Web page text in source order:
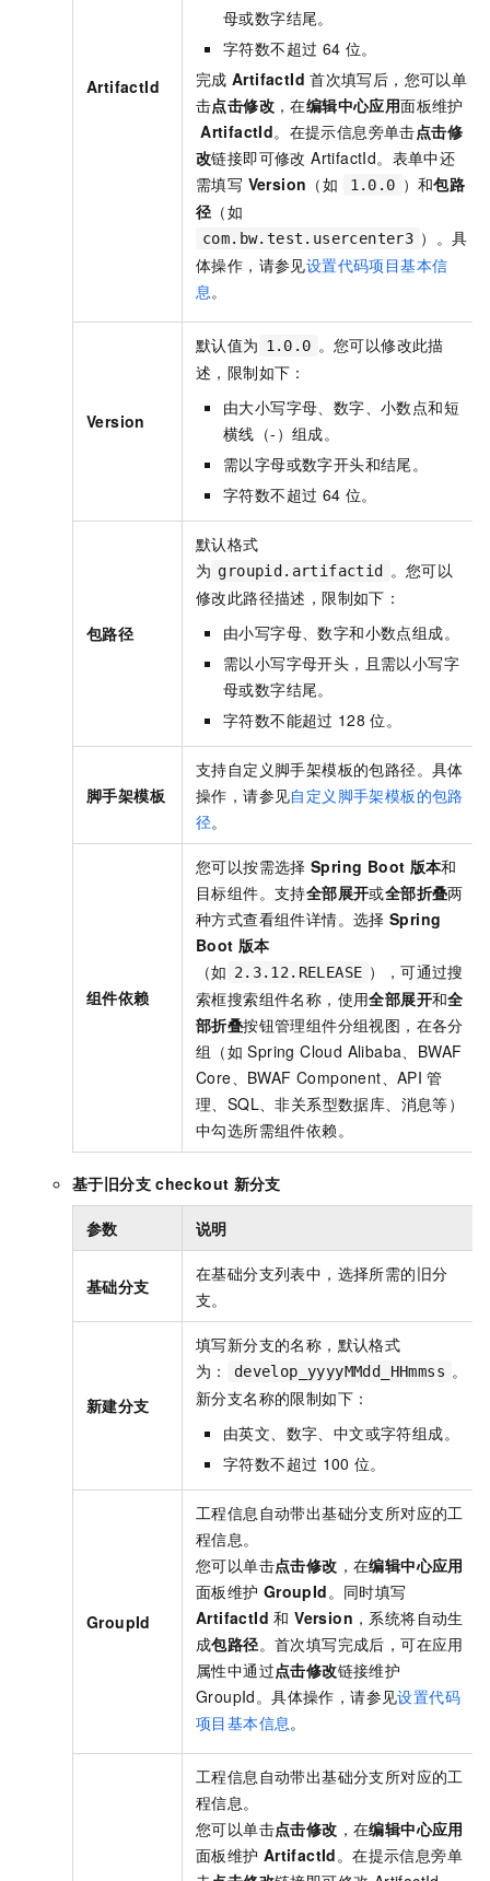
ArtifactId
母或数字结尾。
字符数不超过 64 位。
完成 ArtifactId 首次填写后，您可以单
击点击修改 ，在编辑中心应用面板维护
ArtifactId。在提示信息旁单击点击修
改链接即可修改 ArtifactId。表单中还
需填写 Version （如 1.0.0 ）和包路
径 （如
com.bw.test.usercenter3 ）。具
体操作，请参见设置代码项目基本信
息 。
Version
默认值为 1.0.0 。您可以修改此描
述，限制如下：
由大小写字母、数字、小数点和短
横线（-）组成。
需以字母或数字开头和结尾。
字符数不超过 64 位。
包路径
默认格式
为 groupid.artifactid
。您可以
修改此路径描述，限制如下：
由小写字母、数字和小数点组成。
需以小写字母开头，且需以小写字
母或数字结尾。
字符数不能超过 128 位。
脚手架模板
支持自定义脚手架模板的包路径。具体
操作，请参见自定义脚手架模板的包路
径。
组件依赖
您可以按需选择 Spring Boot 版本和
目标组件。支持全部展开或全部折叠两
种方式查看组件详情。选择 Spring
Boot 版本
（如 2.3.12.RELEASE ），可通过搜
索框搜索组件名称，使用全部展开和全
部折叠按钮管理组件分组视图，在各分
组（如 Spring Cloud Alibaba、BWAF
Core、BWAF Component、API 管
理、SQL、非关系型数据库、消息等）
中勾选所需组件依赖。
基于旧分支 checkout 新分支
参数 说明
基础分支
在基础分支列表中，选择所需的旧分
支。
新建分支
填写新分支的名称，默认格式
为：
develop_yyyyMMdd_HHmmss 。
新分支名称的限制如下：
由英文、数字、中文或字符组成。
字符数不超过 100 位。
GroupId
工程信息自动带出基础分支所对应的工
程信息。
您可以单击点击修改 ，在编辑中心应用
面板维护 GroupId 。同时填写
ArtifactId 和Version ，系统将自动生
成包路径。首次填写完成后，可在应用
属性中通过点击修改链接维护
GroupId。具体操作，请参见设置代码
项目基本信息 。
工程信息自动带出基础分支所对应的工
程信息。
您可以单击点击修改 ，在编辑中心应用
面板维护 ArtifactId 。在提示信息旁单